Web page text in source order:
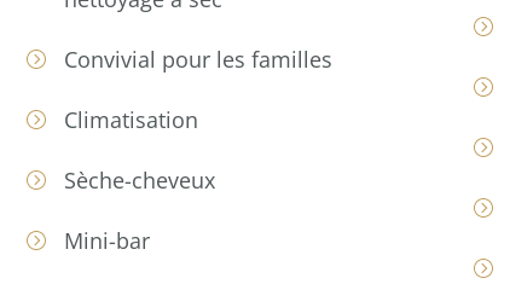
Convivial pour les familles
Climatisation
Sèche-cheveux
Mini-bar